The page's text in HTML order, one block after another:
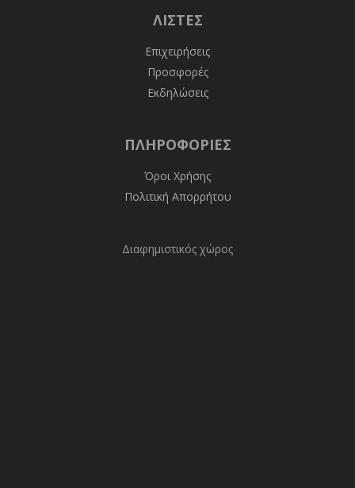
ΛΊΣΤΕΣ
Επιχειρήσεις
Προσφορές
Εκδηλώσεις
ΠΛΗΡΟΦΟΡΊΕΣ
Όροι Χρήσης
Πολιτική Απορρήτου
Διαφημιστικός χώρος